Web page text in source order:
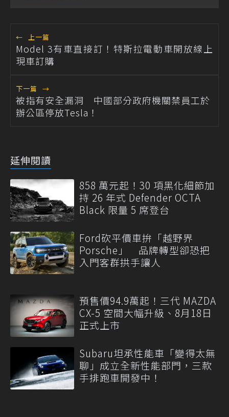
← 上一篇
Model 3有車直接訂！特斯拉電動車開放線上
現車訂購
下一篇 →
被指有安全漏洞 中國部分政府機關禁員工於
辦公區停放Tesla！
延伸閱讀
858 萬元起！30 項黑化細節加
持 26 年式 Defender OCTA
Black 限量 5 席登台
Ford砍平價車拚「越野界
Porsche」 品牌轉型卻恐把
入門客群拱手讓人
預售價94.9萬起！三代 MAZDA
CX-5 空間大幅升級、8月18日
正式上市
Subaru坦承性能車「變得太無
聊」成立全新性能部門，三款
手排跑車開發中！